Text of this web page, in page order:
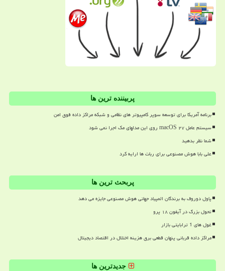
پربیننده ترین ها
برنامه آمریکا برای توسعه سوپر کامپیوتر های نظامی و شبکه مراکز داده فوق امن
سیستم عامل macOS ۲۷ روی این مدلهای مک اجرا نمی شود
شما نظر بدهید
علی بابا هوش مصنوعی برای ربات ها ارایه کرد
پربحث ترین ها
پاول دوروف به برندگان المپیاد جهانی هوش مصنوعی جایزه می دهد
تحول بزرگ در آیفون ۱۸ پرو
غول های 1 ترابایتی بازار
مراکز داده قربانی پنهان قطعی برق هزینه اختلال در اقتصاد دیجیتال
جدیدترین ها